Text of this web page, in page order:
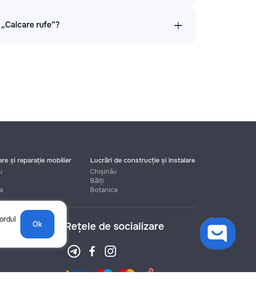
rufe”?
Ok
și reparație mobilier
Lucrări de construcție și instalare
Chișinău
Bălți
Botanica
Rețele de socializare